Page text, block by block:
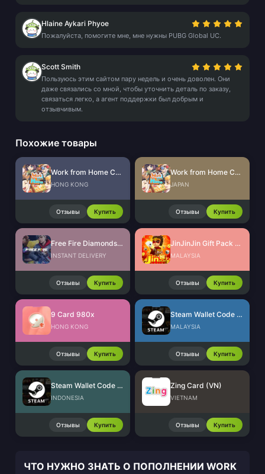
Hlaine Aykari Phyoe
Пожалуйста, помогите мне, мне нужны PUBG Global UC.
Scott Smith
Пользуюсь этим сайтом пару недель и очень доволен. Они
даже связались со мной, чтобы уточнить деталь по заказу,
связаться легко, а агент поддержки был добрым и
отзывчивым.
Похожие товары
Work from Home CdKey (HK)
HONG KONG
Отзывы Купить
Work from Home CdKey (JP)
JAPAN
Отзывы Купить
Free Fire Diamonds EU + TR
INSTANT DELIVERY
Отзывы Купить
JinJinJin Gift Pack Redeem Code
MALAYSIA
Отзывы Купить
9 Card 980x
HONG KONG
Отзывы Купить
Steam Wallet Code (MYR)
MALAYSIA
Отзывы Купить
Steam Wallet Code (IDR)
INDONESIA
Отзывы Купить
Zing Card (VN)
VIETNAM
Отзывы Купить
ЧТО НУЖНО ЗНАТЬ О ПОПОЛНЕНИИ WORK